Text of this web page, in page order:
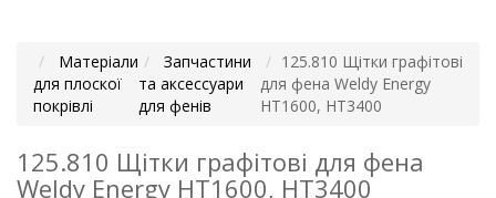
Матеріали
для плоскої
покрівлі
Запчастини
та аксессуари
для фенів
125.810 Щітки графітові
для фена Weldy Energy
HT1600, HT3400
125.810 Щітки графітові для фена
Weldy Energy HT1600, HT3400